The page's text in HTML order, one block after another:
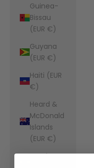
Guinea-
Bissau
(EUR €)
Guyana
(EUR €)
Haiti (EUR
€)
Heard &
McDonald
Islands
(EUR €)
Honduras